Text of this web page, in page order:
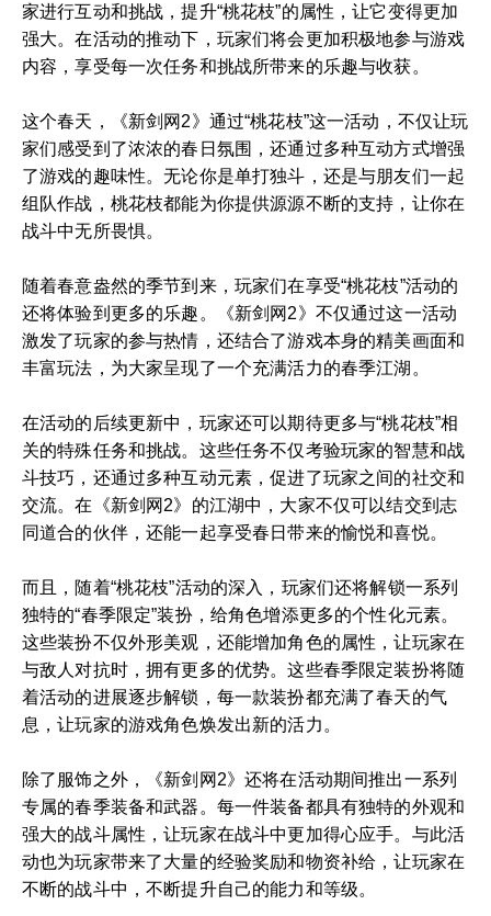
家进行互动和挑战，提升“桃花枝”的属性，让它变得更加
强大。在活动的推动下，玩家们将会更加积极地参与游戏
内容，享受每一次任务和挑战所带来的乐趣与收获。
这个春天，《新剑网2》通过“桃花枝”这一活动，不仅让玩
家们感受到了浓浓的春日氛围，还通过多种互动方式增强
了游戏的趣味性。无论你是单打独斗，还是与朋友们一起
组队作战，桃花枝都能为你提供源源不断的支持，让你在
战斗中无所畏惧。
随着春意盎然的季节到来，玩家们在享受“桃花枝”活动的
还将体验到更多的乐趣。《新剑网2》不仅通过这一活动
激发了玩家的参与热情，还结合了游戏本身的精美画面和
丰富玩法，为大家呈现了一个充满活力的春季江湖。
在活动的后续更新中，玩家还可以期待更多与“桃花枝”相
关的特殊任务和挑战。这些任务不仅考验玩家的智慧和战
斗技巧，还通过多种互动元素，促进了玩家之间的社交和
交流。在《新剑网2》的江湖中，大家不仅可以结交到志
同道合的伙伴，还能一起享受春日带来的愉悦和喜悦。
而且，随着“桃花枝”活动的深入，玩家们还将解锁一系列
独特的“春季限定”装扮，给角色增添更多的个性化元素。
这些装扮不仅外形美观，还能增加角色的属性，让玩家在
与敌人对抗时，拥有更多的优势。这些春季限定装扮将随
着活动的进展逐步解锁，每一款装扮都充满了春天的气
息，让玩家的游戏角色焕发出新的活力。
除了服饰之外，《新剑网2》还将在活动期间推出一系列
专属的春季装备和武器。每一件装备都具有独特的外观和
强大的战斗属性，让玩家在战斗中更加得心应手。与此活
动也为玩家带来了大量的经验奖励和物资补给，让玩家在
不断的战斗中，不断提升自己的能力和等级。